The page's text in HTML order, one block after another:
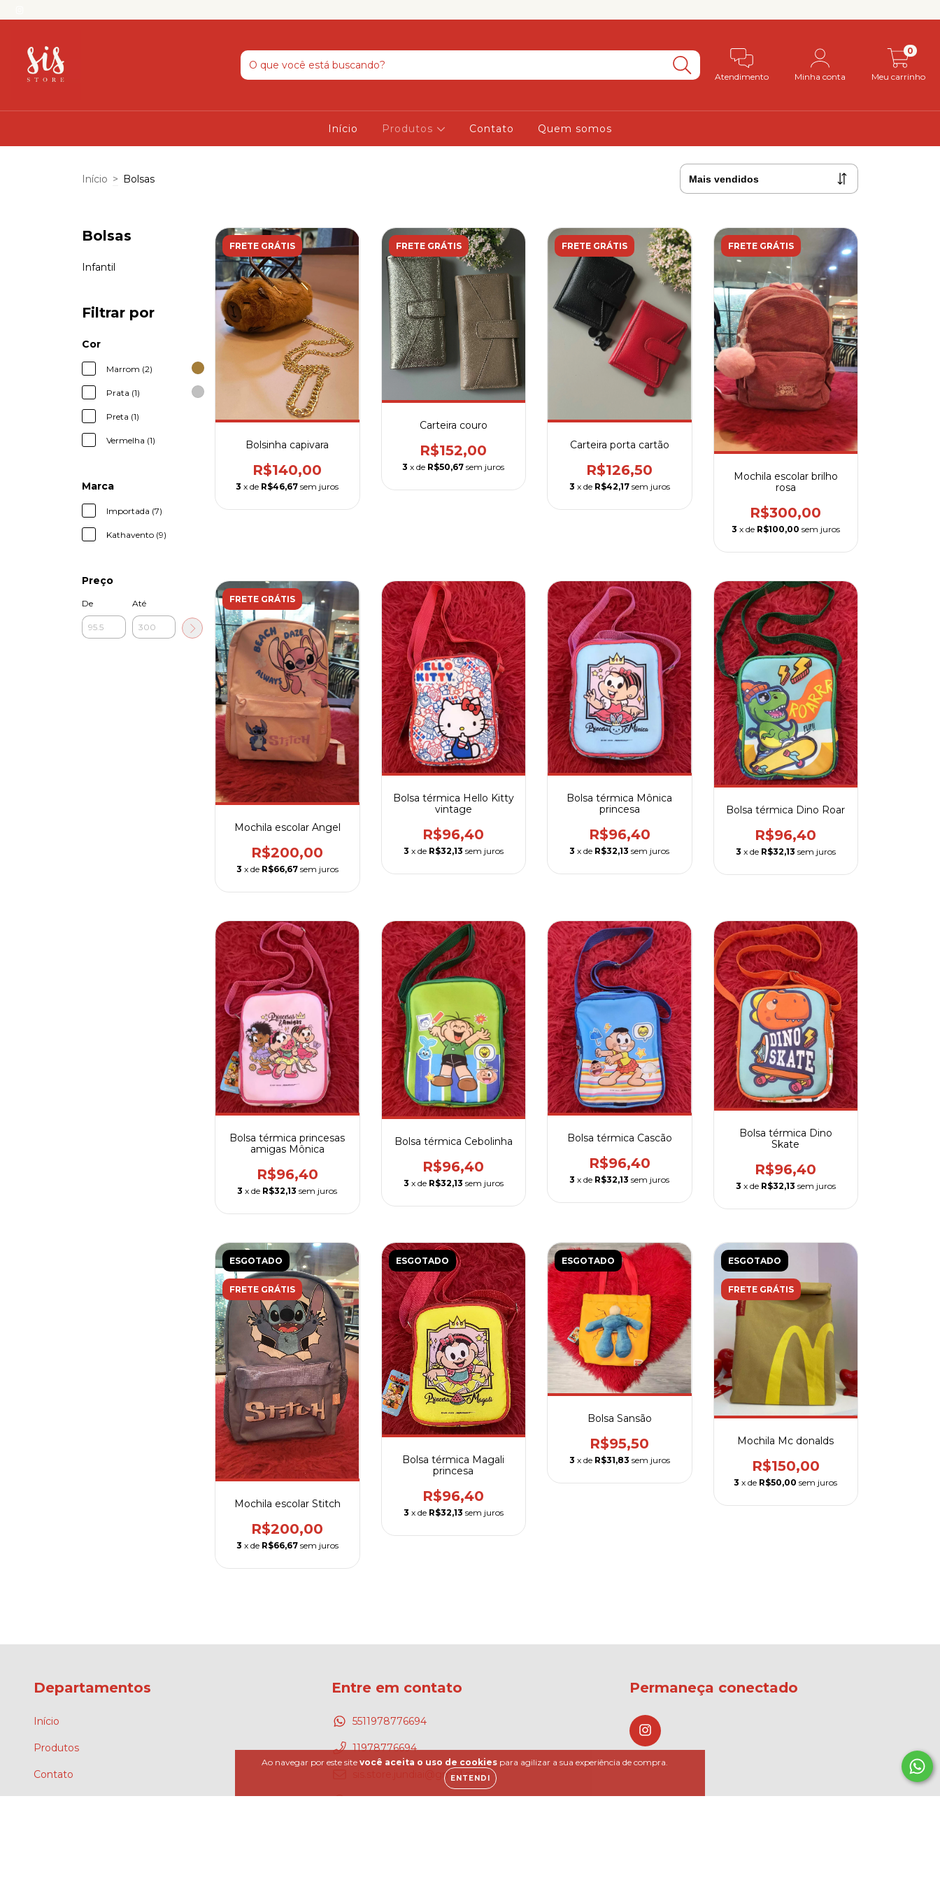
Atendimento Minha conta Meu carrinho
0
Início Produtos Contato Quem somos
Ao navegar por este site você aceita o uso de cookiespara agilizar a sua experiência de compra.
ENTENDI
Início > Bolsas
Bolsas
Infantil
Filtrar por
Cor
Marrom (2)
Prata (1)
Preta (1)
Vermelha (1)
Marca
Importada (7)
Kathavento (9)
Preço
De Até
FRETE GRÁTIS
Bolsinha capivara
R$140,00
3 x de R$46,67 sem juros
FRETE GRÁTIS
Carteira couro
R$152,00
3 x de R$50,67 sem juros
FRETE GRÁTIS
Carteira porta cartão
R$126,50
3 x de R$42,17 sem juros
FRETE GRÁTIS
Mochila escolar brilho
rosa
R$300,00
3 x de R$100,00 sem juros
FRETE GRÁTIS
Mochila escolar Angel
R$200,00
3 x de R$66,67 sem juros
Bolsa térmica Hello Kitty
vintage
R$96,40
3 x de R$32,13 sem juros
Bolsa térmica Mônica
princesa
R$96,40
3 x de R$32,13 sem juros
Bolsa térmica Dino Roar
R$96,40
3 x de R$32,13 sem juros
Bolsa térmica princesas
amigas Mônica
R$96,40
3 x de R$32,13 sem juros
Bolsa térmica Cebolinha
R$96,40
3 x de R$32,13 sem juros
Bolsa térmica Cascão
R$96,40
3 x de R$32,13 sem juros
Bolsa térmica Dino
Skate
R$96,40
3 x de R$32,13 sem juros
ESGOTADO
FRETE GRÁTIS
Mochila escolar Stitch
R$200,00
3 x de R$66,67 sem juros
ESGOTADO
Bolsa térmica Magali
princesa
R$96,40
3 x de R$32,13 sem juros
ESGOTADO
Bolsa Sansão
R$95,50
3 x de R$31,83 sem juros
ESGOTADO
FRETE GRÁTIS
Mochila Mc donalds
R$150,00
3 x de R$50,00 sem juros
Departamentos
Início
Produtos
Contato
Entre em contato
5511978776694
11978776694
sis.store.jundiai@gmail.com
Permaneça conectado